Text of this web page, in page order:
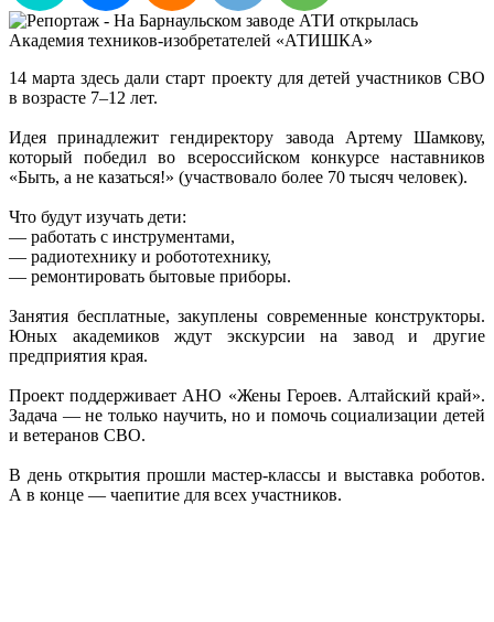
14 марта здесь дали старт проекту для детей участников СВО
в возрасте 7–12 лет.
Идея принадлежит гендиректору завода Артему Шамкову,
который победил во всероссийском конкурсе наставников
«Быть, а не казаться!» (участвовало более 70 тысяч человек).
Что будут изучать дети:
— работать с инструментами,
— радиотехнику и робототехнику,
— ремонтировать бытовые приборы.
Занятия бесплатные, закуплены современные конструкторы.
Юных академиков ждут экскурсии на завод и другие
предприятия края.
Проект поддерживает АНО «Жены Героев. Алтайский край».
Задача — не только научить, но и помочь социализации детей
и ветеранов СВО.
В день открытия прошли мастер-классы и выставка роботов.
А в конце — чаепитие для всех участников.